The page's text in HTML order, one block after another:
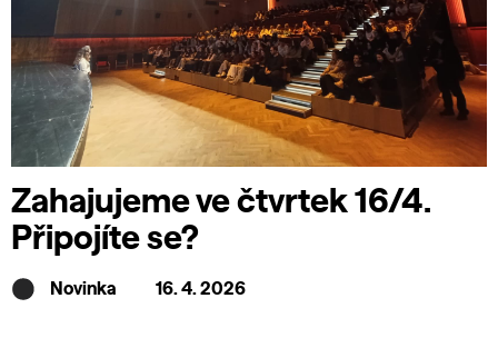
Zahajujeme ve čtvrtek 16/4.
Připojíte se?
Novinka 16. 4. 2026